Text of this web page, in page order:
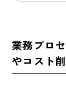
業務プロ
やコスト